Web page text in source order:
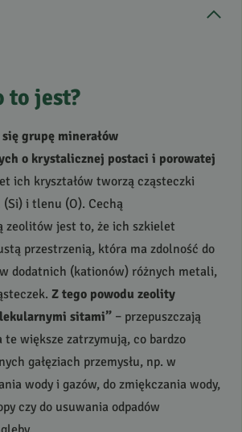
to jest?
grupę minerałów
o krystalicznej postaci i porowatej
ich kryształów tworzą cząsteczki
i tlenu (O). Cechą
zeolitów jest to, że ich szkielet
przestrzenią, która ma zdolność do
dodatnich (kationów) różnych metali,
Z tego powodu zeolity
sitami” – przepuszczają
te większe zatrzymują, co bardzo
gałęziach przemysłu, np. w
wody i gazów, do zmiękczania wody,
czy do usuwania odpadów